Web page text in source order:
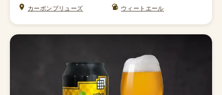
カーボンブリューズ
ウィートエール